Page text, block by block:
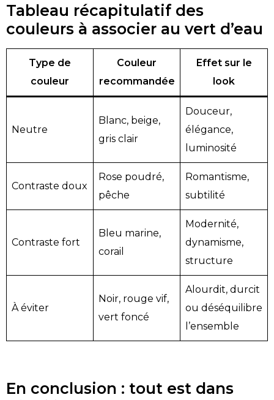
Tableau récapitulatif des
couleurs à associer au vert d’eau
Type de
couleur
Couleur
recommandée
Effet sur le
look
Neutre
Blanc, beige,
gris clair
Douceur,
élégance,
luminosité
Contraste doux
Rose poudré,
pêche
Romantisme,
subtilité
Contraste fort
Bleu marine,
corail
Modernité,
dynamisme,
structure
À éviter
Noir, rouge vif,
vert foncé
Alourdit, durcit
ou déséquilibre
l’ensemble
En conclusion : tout est dans